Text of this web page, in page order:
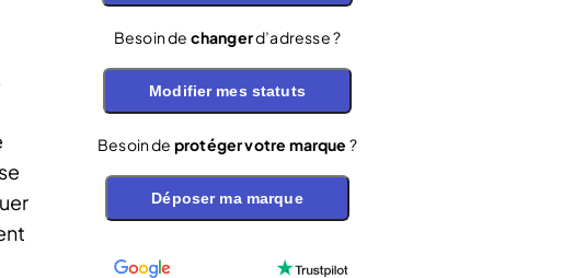
Besoin de changerd’adresse ?
Modifier mes statuts
Besoin de protéger votre marque ?
Déposer ma marque